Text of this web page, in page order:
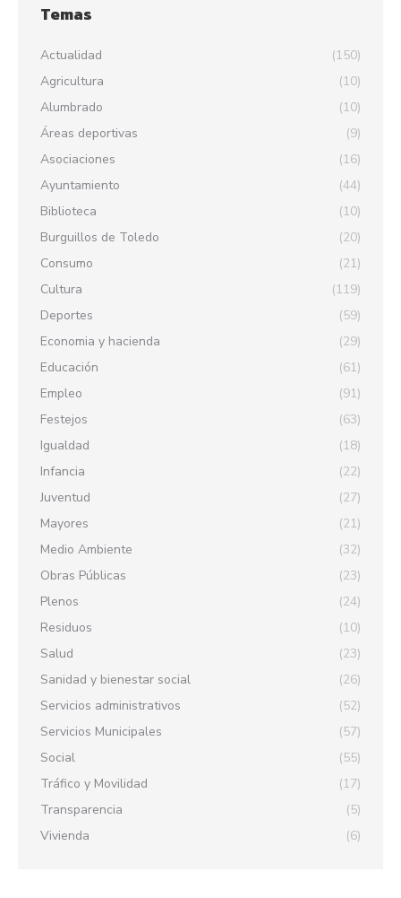
Temas
Actualidad
(150)
Agricultura
(10)
Alumbrado
(10)
Áreas deportivas
(9)
Asociaciones
(16)
Ayuntamiento
(44)
Biblioteca
(10)
Burguillos de Toledo
(20)
Consumo
(21)
Cultura
(119)
Deportes
(59)
Economia y hacienda
(29)
Educación
(61)
Empleo
(91)
Festejos
(63)
Igualdad
(18)
Infancia
(22)
Juventud
(27)
Mayores
(21)
Medio Ambiente
(32)
Obras Públicas
(23)
Plenos
(24)
Residuos
(10)
Salud
(23)
Sanidad y bienestar social
(26)
Servicios administrativos
(52)
Servicios Municipales
(57)
Social
(55)
Tráfico y Movilidad
(17)
Transparencia
(5)
Vivienda
(6)